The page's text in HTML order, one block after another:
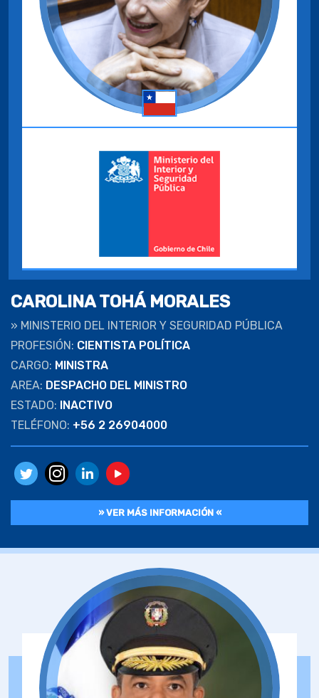
CAROLINA TOHÁ MORALES
» MINISTERIO DEL INTERIOR Y SEGURIDAD PÚBLICA
PROFESIÓN: CIENTISTA POLÍTICA
CARGO: MINISTRA
AREA: DESPACHO DEL MINISTRO
ESTADO: INACTIVO
TELÉFONO: +56 2 26904000
» VER MÁS INFORMACIÓN «